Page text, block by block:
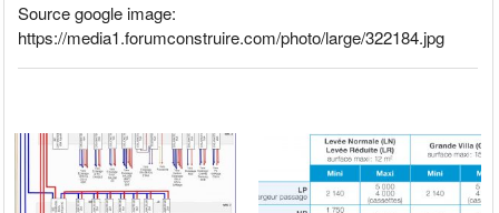
Source google image:
https://media1.forumconstruire.com/photo/large/322184.jpg